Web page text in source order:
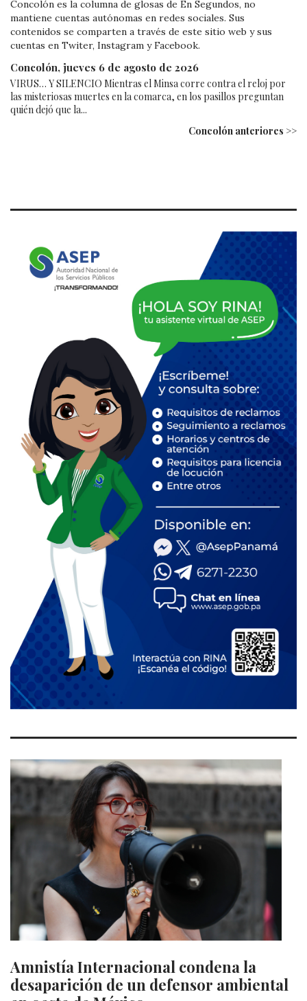
Concolón es la columna de glosas de En Segundos, no
mantiene cuentas autónomas en redes sociales. Sus
contenidos se comparten a través de este sitio web y sus
cuentas en Twiter, Instagram y Facebook.
Concolón, jueves 6 de agosto de 2026
VIRUS… Y SILENCIO Mientras el Minsa corre contra el reloj por
las misteriosas muertes en la comarca, en los pasillos preguntan
quién dejó que la...
Concolón anteriores >>
Amnistía Internacional condena la
desaparición de un defensor ambiental